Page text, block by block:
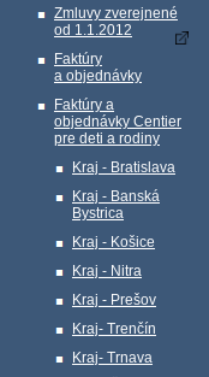
Zmluvy zverejnené
od 1.1.2012
Faktúry
a objednávky
Faktúry a
objednávky Centier
pre deti a rodiny
Kraj - Bratislava
Kraj - Banská
Bystrica
Kraj - Košice
Kraj - Nitra
Kraj - Prešov
Kraj- Trenčín
Kraj- Trnava